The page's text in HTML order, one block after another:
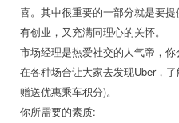
喜。其中很重要的一部分就是要
有创业，又充满同理心的关怀。
市场经理是热爱社交的人气帝，你
在各种场合让大家去发现Uber，
赠送优惠乘车积分)。
你所需要的素质: